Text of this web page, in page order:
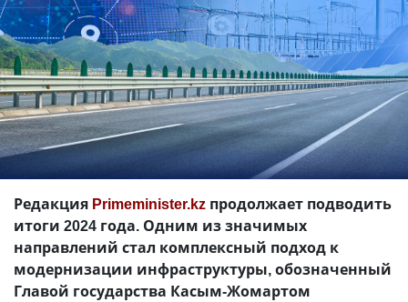
Редакция Primeminister.kz продолжает подводить
итоги 2024 года. Одним из значимых
направлений стал комплексный подход к
модернизации инфраструктуры, обозначенный
Главой государства Касым-Жомартом